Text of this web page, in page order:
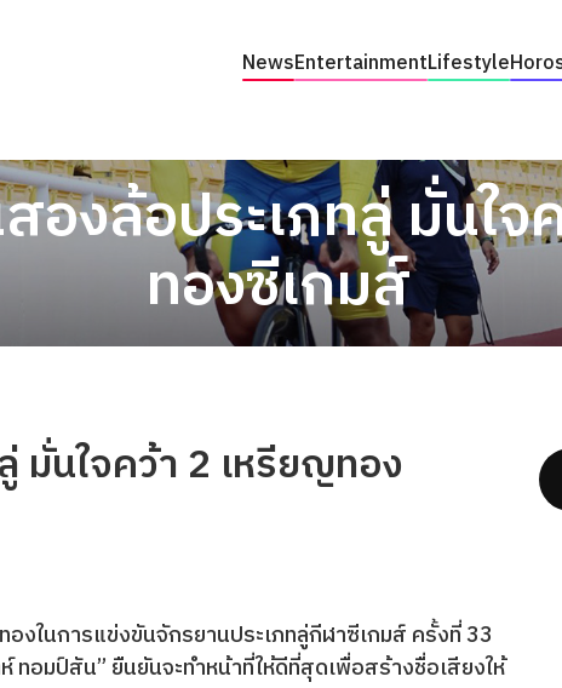
NewsEntertainmentLifestyle
องล้อประเภทลู่ มั่นใ
ทองซีเกมส์
มั่นใจคว้า 2 เหรียญทอง
งในการแข่งขันจักรยานประเภทลู่กีฬาซีเกมส์ ครั้งที่ 33
ทอมป์สัน” ยืนยันจะทำหน้าที่ให้ดีที่สุดเพื่อสร้างชื่อเสียงให้